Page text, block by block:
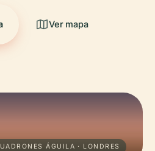
Ver mapa
ÁGUILA · LONDRES